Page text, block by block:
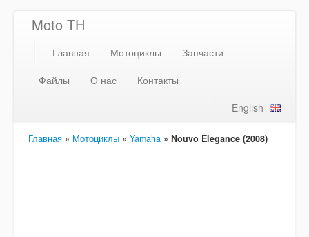
Moto TH
Главная Мотоциклы
Запчасти
Файлы
О нас
Контакты
English
Главная » Мотоциклы » Yamaha » Nouvo Elegance (2008)